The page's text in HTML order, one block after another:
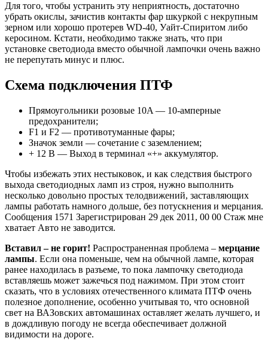
Для того, чтобы устранить эту неприятность, достаточно
убрать окислы, зачистив контакты фар шкуркой с некрупным
зерном или хорошо протерев WD-40, Уайт-Спиритом либо
керосином. Кстати, необходимо также знать, что при
установке светодиода вместо обычной лампочки очень важно
не перепутать минус и плюс.
Схема подключения ПТФ
Прямоугольники розовые 10A — 10-амперные
предохранители;
F1 и F2 — противотуманные фары;
Значок земли — сочетание с заземлением;
+ 12 В — Выход в терминал «+» аккумулятор.
Чтобы избежать этих нестыковок, и как следствия быстрого
выхода светодиодных ламп из строя, нужно выполнить
несколько довольно простых телодвижений, заставляющих
лампы работать намного дольше, без потускнения и мерцания.
Сообщения 1571 Зарегистрирован 29 дек 2011, 00 00 Стаж мне
хватает Авто не заводится.
Вставил – не горит! Распространенная проблема – мерцание
лампы. Если она поменьше, чем на обычной лампе, которая
ранее находилась в разъеме, то пока лампочку светодиода
вставляешь может зажечься под нажимом. При этом стоит
сказать, что в условиях отечественного климата ПТФ очень
полезное дополнение, особенно учитывая то, что основной
свет на ВАЗовских автомашинах оставляет желать лучшего, и
в дождливую погоду не всегда обеспечивает должной
видимости на дороге.